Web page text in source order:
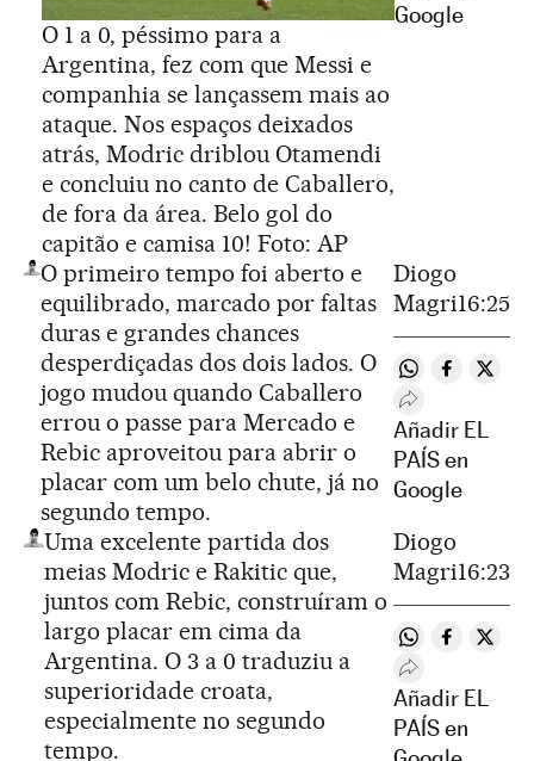
O 1 a 0, péssimo para a
Argentina, fez com que Messi e
companhia se lançassem mais ao
ataque. Nos espaços deixados
atrás, Modric driblou Otamendi
e concluiu no canto de Caballero,
de fora da área. Belo gol do
capitão e camisa 10! Foto: AP
Google
O primeiro tempo foi aberto e
equilibrado, marcado por faltas
duras e grandes chances
desperdiçadas dos dois lados. O
jogo mudou quando Caballero
errou o passe para Mercado e
Rebic aproveitou para abrir o
placar com um belo chute, já no
segundo tempo.
Diogo
Magri16:25
Compartir en
Compartir
Desplegar
Añadir EL
PAÍS en
Google
Uma excelente partida dos
meias Modric e Rakitic que,
juntos com Rebic, construíram o
largo placar em cima da
Argentina. O 3 a 0 traduziu a
superioridade croata,
especialmente no segundo
tempo.
Diogo
Magri16:23
Compartir en
Compartir
Desplegar
Añadir EL
PAÍS en